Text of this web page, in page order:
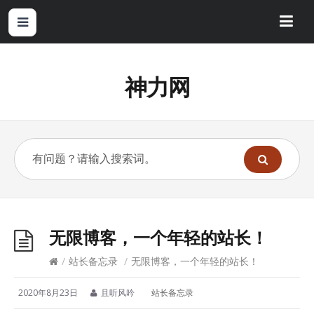
神力网
无限博客，一个年轻的站长！
/ 站长备忘录 / 无限博客，一个年轻的站长！
2020年8月23日 且听风吟 站长备忘录